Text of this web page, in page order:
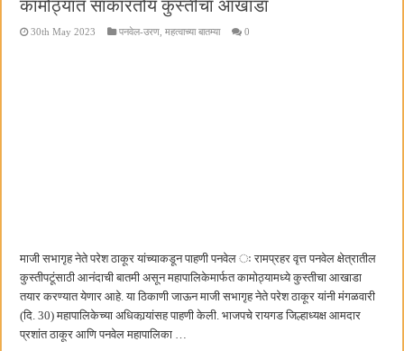
कामोठ्यात साकारतोय कुस्तीचा आखाडा
30th May 2023 पनवेल-उरण ,महत्वाच्या बातम्या 0
माजी सभागृह नेते परेश ठाकूर यांच्याकडून पाहणी पनवेल ः रामप्रहर वृत्त पनवेल क्षेत्रातील
कुस्तीपटूंसाठी आनंदाची बातमी असून महापालिकेमार्फत कामोठ्यामध्ये कुस्तीचा आखाडा
तयार करण्यात येणार आहे. या ठिकाणी जाऊन माजी सभागृह नेते परेश ठाकूर यांनी मंगळवारी
(दि. 30) महापालिकेच्या अधिकार्‍यांसह पाहणी केली. भाजपचे रायगड जिल्हाध्यक्ष आमदार
प्रशांत ठाकूर आणि पनवेल महापालिका …